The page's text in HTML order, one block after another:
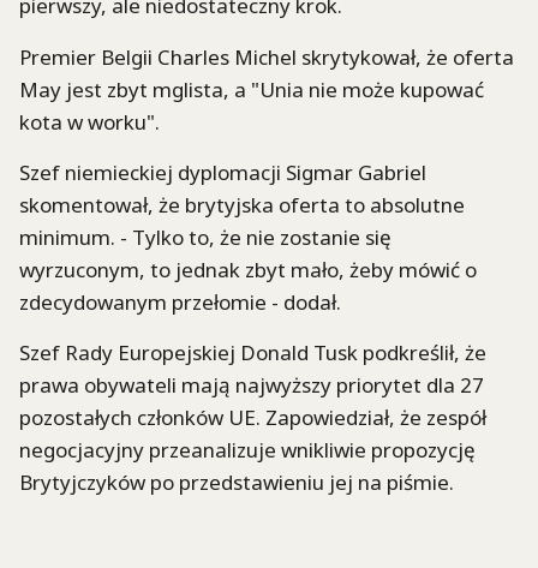
pierwszy, ale niedostateczny krok.
Premier Belgii Charles Michel skrytykował, że oferta
May jest zbyt mglista, a "Unia nie może kupować
kota w worku".
Szef niemieckiej dyplomacji Sigmar Gabriel
skomentował, że brytyjska oferta to absolutne
minimum. - Tylko to, że nie zostanie się
wyrzuconym, to jednak zbyt mało, żeby mówić o
zdecydowanym przełomie - dodał.
Szef Rady Europejskiej Donald Tusk podkreślił, że
prawa obywateli mają najwyższy priorytet dla 27
pozostałych członków UE. Zapowiedział, że zespół
negocjacyjny przeanalizuje wnikliwie propozycję
Brytyjczyków po przedstawieniu jej na piśmie.